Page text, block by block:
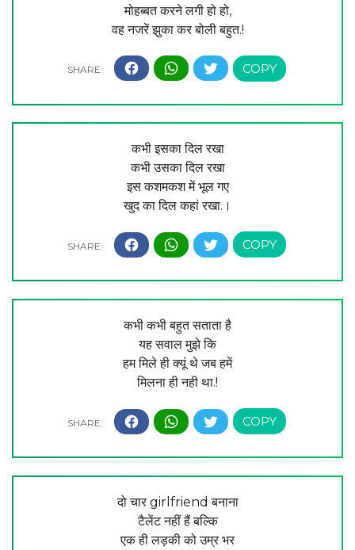
मोहब्बत करने लगी हो हो,
वह नजरें झुका कर बोली बहुत.!
कभी इसका दिल रखा
कभी उसका दिल रखा
इस कशमकश में भूल गए
खुद का दिल कहां रखा.।
कभी कभी बहुत सताता है
यह सवाल मुझे कि
हम मिले ही क्यूं थे जब हमें
मिलना ही नही था.!
दो चार girlfriend बनाना
टैलेंट नहीं हैं बल्कि
एक ही लड़की को उम्र भर